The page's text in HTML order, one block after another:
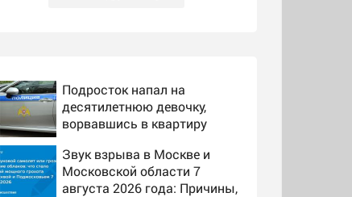
Подросток напал на
десятилетнюю девочку,
ворвавшись в квартиру
Звук взрыва в Москве и
Московской области 7
августа 2026 года: Причины,